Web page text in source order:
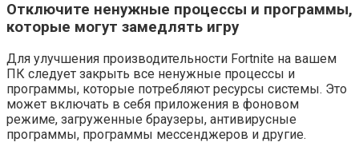
Отключите ненужные процессы и программы,
которые могут замедлять игру
Для улучшения производительности Fortnite на вашем
ПК следует закрыть все ненужные процессы и
программы, которые потребляют ресурсы системы. Это
может включать в себя приложения в фоновом
режиме, загруженные браузеры, антивирусные
программы, программы мессенджеров и другие.